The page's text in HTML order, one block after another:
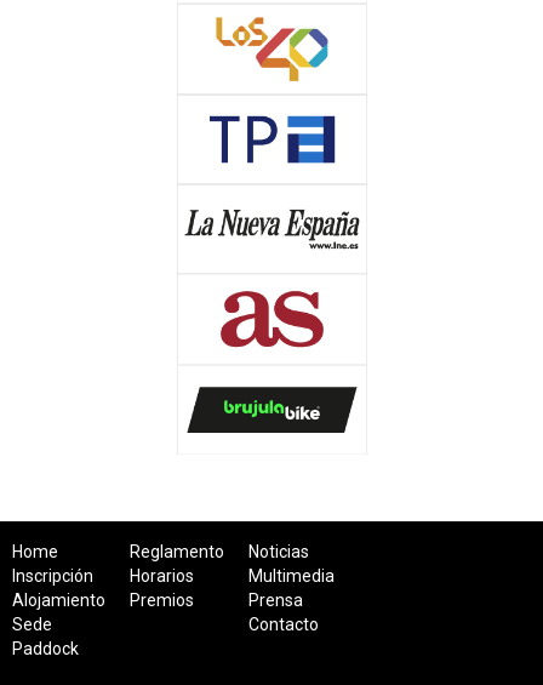
Home
Inscripción
Alojamiento
Sede
Paddock
Reglamento
Horarios
Premios
Noticias
Multimedia
Prensa
Contacto